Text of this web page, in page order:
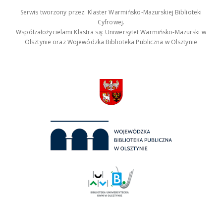
Serwis tworzony przez: Klaster Warmińsko-Mazurskiej Biblioteki
Cyfrowej.
Współzałożycielami Klastra są: Uniwersytet Warmińsko-Mazurski w
Olsztynie oraz Wojewódzka Biblioteka Publiczna w Olsztynie